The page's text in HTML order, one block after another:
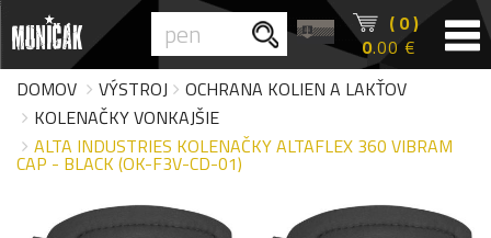
( 0 )
0.00 €
DOMOV
VÝSTROJ
OCHRANA KOLIEN A LAKŤOV
KOLENAČKY VONKAJŠIE
ALTA INDUSTRIES KOLENAČKY ALTAFLEX 360 VIBRAM
CAP - BLACK (OK-F3V-CD-01)